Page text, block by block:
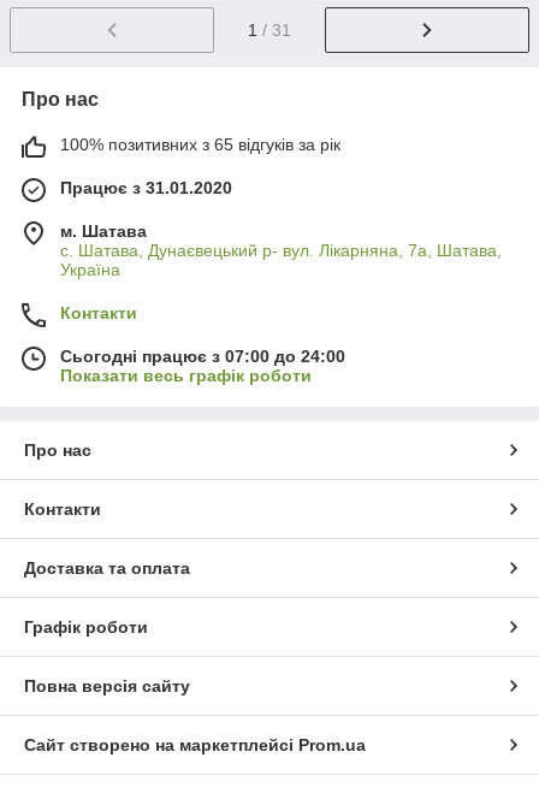
1 / 31
Про нас
100% позитивних з 65 відгуків за рік
Працює з 31.01.2020
м. Шатава
с. Шатава, Дунаєвецький р- вул. Лікарняна, 7а, Шатава,
Україна
Контакти
Сьогодні працює з 07:00 до 24:00
Показати весь графік роботи
Про нас
Контакти
Доставка та оплата
Графік роботи
Повна версія сайту
Сайт створено на маркетплейсі Prom.ua